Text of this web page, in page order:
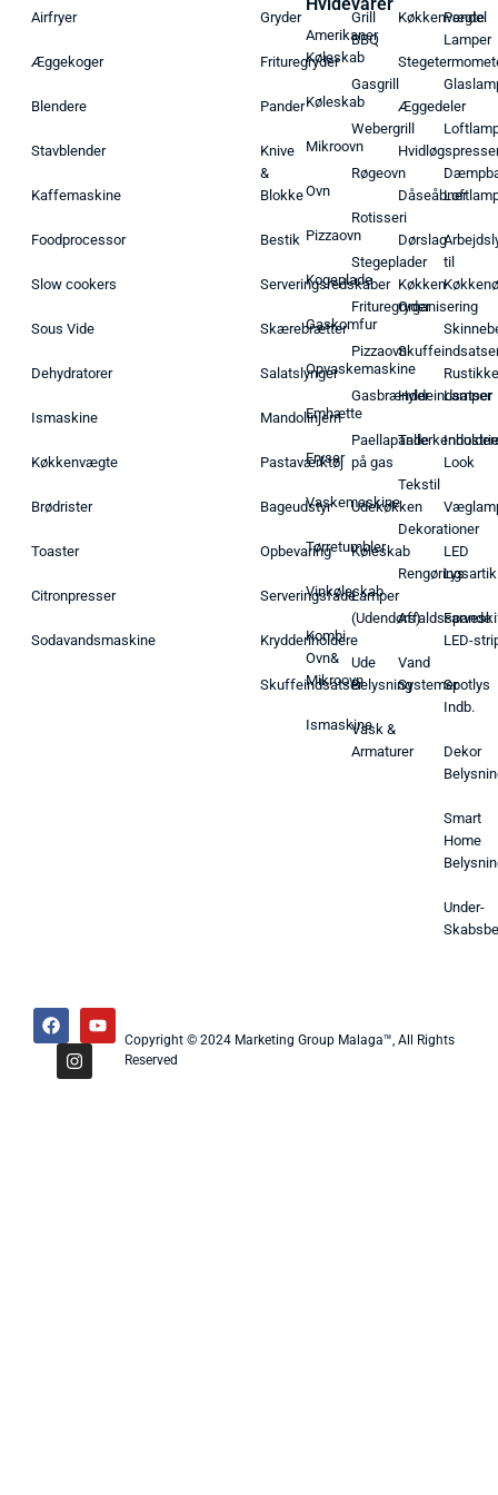
Airfryer
Æggekoger
Blendere
Stavblender
Kaffemaskine
Foodprocessor
Slow cookers
Sous Vide
Dehydratorer
Ismaskine
Køkkenvægte
Brødrister
Toaster
Citronpresser
Sodavandsmaskine
Gryder
Frituregryder
Pander
Knive
&
Blokke
Bestik
Serveringsredskaber
Skærebrætter
Salatslynger
Mandolinjern
Pastaværktøj
Bageudstyr
Opbevaring
Serveringsfade
Krydderiholdere
Skuffeindsatser
Amerikaner
Køleskab
Køleskab
Mikroovn
Ovn
Pizzaovn
Kogeplade
Gaskomfur
Opvaskemaskine
Emhætte
Fryser
Vaskemaskine
Tørretumbler
Vinkøleskab
Kombi
Ovn&
Mikroovn
Ismaskine
Grill
BBQ
Gasgrill
Webergrill
Røgeovn
Rotisseri
Stegeplader
Frituregryder
Pizzaovn
Gasbrænder
Paellapande
på gas
Udekøkken
Køleskab
Lamper
(Udendørs)
Ude
Belysning
Vask &
Armaturer
Køkkenvægte
Æggedeler
Dåseåbner
Dørslag
Køkken
Organisering
Hyldeindsatser
Tekstil
Dekorationer
Affaldsspande
Vand
Systemer
Pendel
Lamper
til
Rustikke
Lamper
Look
LED
Lys
LED-
Spotlys
Indb.
Dekor
Smart
Home
Under-
Copyright © 2024 Marketing Group Malaga™, All Rights
Reserved